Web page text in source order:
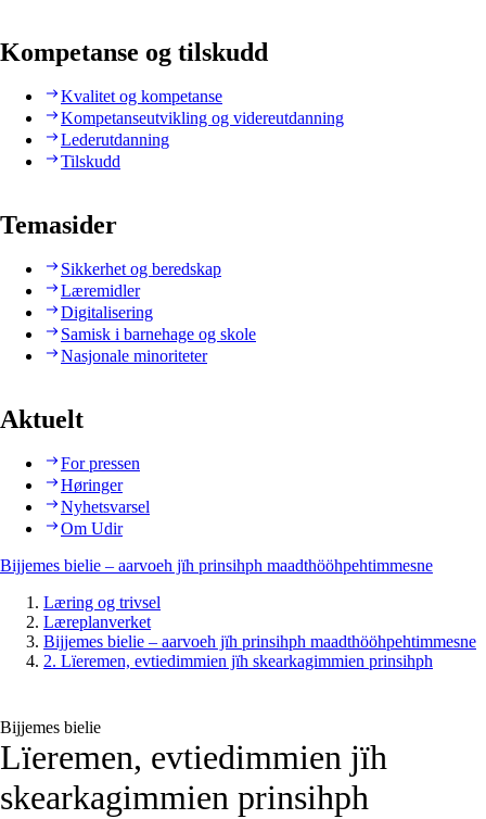
Kompetanse og tilskudd
Kvalitet og kompetanse
Kompetanseutvikling og videreutdanning
Lederutdanning
Tilskudd
Temasider
Sikkerhet og beredskap
Læremidler
Digitalisering
Samisk i barnehage og skole
Nasjonale minoriteter
Aktuelt
For pressen
Høringer
Nyhetsvarsel
Om Udir
Bijjemes bielie – aarvoeh jïh prinsihph maadthööhpehtimmesne
Læring og trivsel
Læreplanverket
Bijjemes bielie – aarvoeh jïh prinsihph maadthööhpehtimmesne
2. Lïeremen, evtiedimmien jïh skearkagimmien prinsihph
Bijjemes bielie
Lïeremen, evtiedimmien jïh
skearkagimmien prinsihph